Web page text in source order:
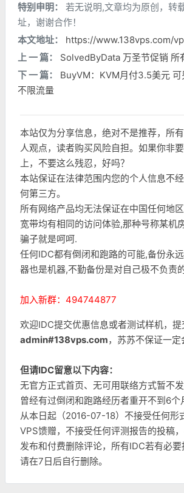
特别申明：
若无说明,文章均为原创，转
址，谢谢合作！
本文地址：
https://www.138vps.com/
上 一 篇：
SolvedByData 万圣节促销 所
下 一 篇：
BuyVM：KVM月付3.5美元 可
不限流量
本站仅为分享信息，绝对不是推荐，所
人观点，读者购买风险自担。如果你非
上，不要这么残忍，好吗？
本站保证在法律范围内您的个人信息不
何第三方。
所有网络产品均无法保证在中国任何地
宽带均有相同的访问体验,那种号称某机
骗子就是呵呵.
任何IDC都有倒闭和跑路的可能,备份永
器也是机器,不勤备份是对自己极不负责
加入新群：494744877
欢迎IDC提交优惠信息或者测试样机，
admin#138vps.com，苏苏不保证一定
但请IDC留意以下内容：
无官方正式首页、无可用联络方式暂不发
曾经有过倒闭和跑路经历者重开不到6个
从本日起（2016-07-18）不接受任何形
VPS馈赠，不接受任何评测报告的投稿
发布和付费删除评论，所有IDC若有必要
请在7日后自行删除。